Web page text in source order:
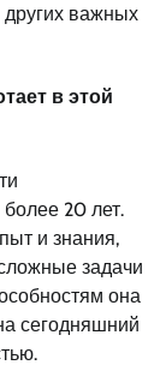
других важных
в этой
20 лет.
и знания,
задачи
она
сегодняшний